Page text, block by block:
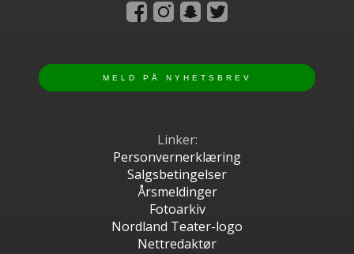
Linker:
Personvernerklæring
Salgsbetingelser
Årsmeldinger
Fotoarkiv
Nordland Teater-logo
Nettredaktør